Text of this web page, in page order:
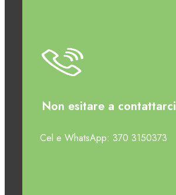
Non esitare a contattarci
Cel e WhatsApp: 370 3150373